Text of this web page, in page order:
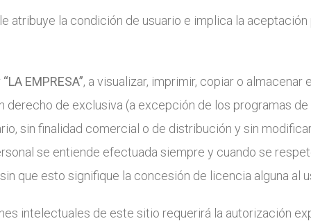
atribuye la condición de usuario e implica la
“LA EMPRESA”, a visualizar, imprimir, copiar o
derecho de exclusiva (a excepción de los programas
sin finalidad comercial o de distribución y sin
se entiende efectuada siempre y cuando se
que esto signifique la concesión de licencia alguna al
intelectuales de este sitio requerirá la autorización